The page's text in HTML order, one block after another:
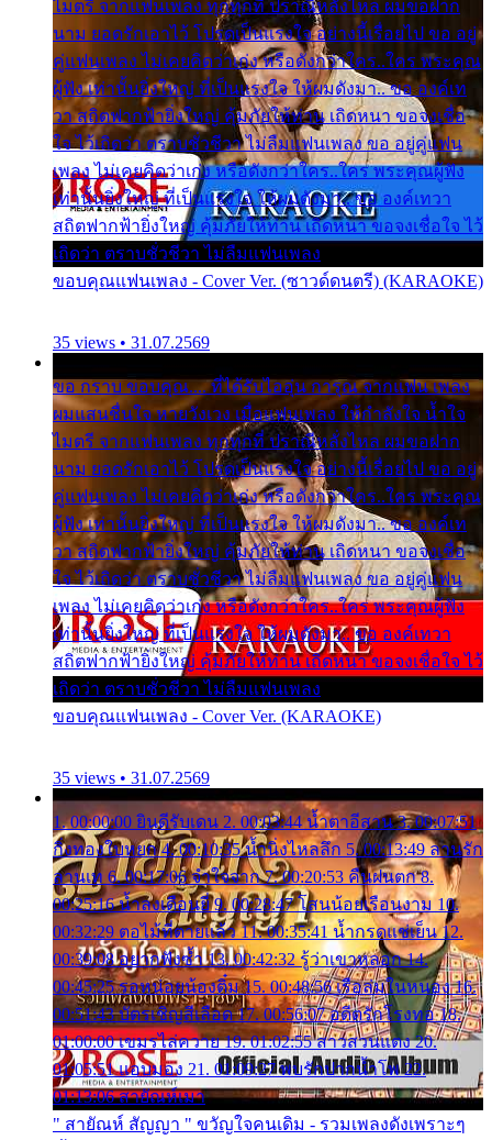
ไมตรี จากแฟนเพลง ทุกทุกที่ ปราณีหลั่งไหล ผมขอฝาก
นาม ยอดรักเอาไว้ โปรดเป็นแรงใจ อย่างนี้เรื่อยไป ขอ อยู่
คู่แฟนเพลง ไม่เคยคิดว่าเก่ง หรือดังกว่าใคร..ใคร พระคุณ
ผู้ฟัง เท่านั้นยิ่งใหญ่ ที่เป็นแรงใจ ให้ผมดังมา.. ขอ องค์เท
วา สถิตฟากฟ้ายิ่งใหญ่ คุ้มภัยให้ท่าน เถิดหนา ขอจงเชื่อ
ใจ ไว้เถิดว่า ตราบชั่วชีวา ไม่ลืมแฟนเพลง ขอ อยู่คู่แฟน
เพลง ไม่เคยคิดว่าเก่ง หรือดังกว่าใคร..ใคร พระคุณผู้ฟัง
เท่านั้นยิ่งใหญ่ ที่เป็นแรงใจ ให้ผมดังมา.. ขอ องค์เทวา
สถิตฟากฟ้ายิ่งใหญ่ คุ้มภัยให้ท่าน เถิดหนา ขอจงเชื่อใจ ไว้
เถิดว่า ตราบชั่วชีวา ไม่ลืมแฟนเพลง
ขอบคุณแฟนเพลง - Cover Ver. (ซาวด์ดนตรี) (KARAOKE)
35 views • 31.07.2569
ขอ กราบ ขอบคุณ.... ที่ได้รับไออุ่น การุณ จากแฟน เพลง
ผมแสนชื่นใจ หายวังเวง เมื่อแฟนเพลง ให้กำลังใจ น้ำใจ
ไมตรี จากแฟนเพลง ทุกทุกที่ ปราณีหลั่งไหล ผมขอฝาก
นาม ยอดรักเอาไว้ โปรดเป็นแรงใจ อย่างนี้เรื่อยไป ขอ อยู่
คู่แฟนเพลง ไม่เคยคิดว่าเก่ง หรือดังกว่าใคร..ใคร พระคุณ
ผู้ฟัง เท่านั้นยิ่งใหญ่ ที่เป็นแรงใจ ให้ผมดังมา.. ขอ องค์เท
วา สถิตฟากฟ้ายิ่งใหญ่ คุ้มภัยให้ท่าน เถิดหนา ขอจงเชื่อ
ใจ ไว้เถิดว่า ตราบชั่วชีวา ไม่ลืมแฟนเพลง ขอ อยู่คู่แฟน
เพลง ไม่เคยคิดว่าเก่ง หรือดังกว่าใคร..ใคร พระคุณผู้ฟัง
เท่านั้นยิ่งใหญ่ ที่เป็นแรงใจ ให้ผมดังมา.. ขอ องค์เทวา
สถิตฟากฟ้ายิ่งใหญ่ คุ้มภัยให้ท่าน เถิดหนา ขอจงเชื่อใจ ไว้
เถิดว่า ตราบชั่วชีวา ไม่ลืมแฟนเพลง
ขอบคุณแฟนเพลง - Cover Ver. (KARAOKE)
35 views • 31.07.2569
1. 00:00:00 ยินดีรับเดน 2. 00:03:44 น้ำตาอีสาน 3. 00:07:51
กิ่งทองใบหยก 4. 00:10:35 น้ำนิ่งไหลลึก 5. 00:13:49 ลานรัก
ลานเท 6. 00:17:06 จำใจจาก 7. 00:20:53 คืนฝนตก 8.
00:25:16 น้ำลงเดือนยี่ 9. 00:28:47 โสนน้อยเรือนงาม 10.
00:32:29 ตอไม้ที่ตายแล้ว 11. 00:35:41 น้ำกรดแช่เย็น 12.
00:39:08 อยากฟังซ้ำ 13. 00:42:32 รู้ว่าเขาหลอก 14.
00:45:25 รอหน่อยน้องติ๋ม 15. 00:48:56 เรือล่มในหนอง 16.
00:51:43 บัตรเชิญสีเลือด 17. 00:56:07 อดีตรักโรงทอ 18.
01:00:00 เขมรไล่ควาย 19. 01:02:55 สาวสวนแตง 20.
01:05:51 แอบมอง 21. 01:09:27 พบรักปากน้ำโพ 22.
01:13:06 สายัณห์เมา
" สายัณห์ สัญญา " ขวัญใจคนเดิม - รวมเพลงดังเพราะๆ